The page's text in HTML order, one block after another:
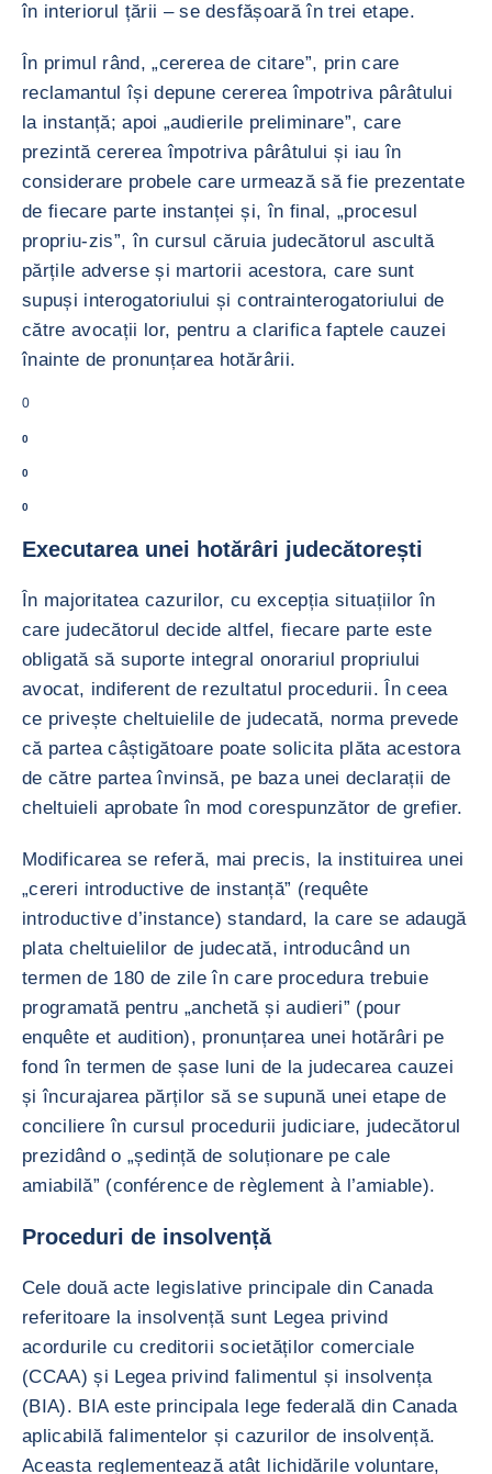
în interiorul țării – se desfășoară în trei etape.
În primul rând, „cererea de citare”, prin care
reclamantul își depune cererea împotriva pârâtului
la instanță; apoi „audierile preliminare”, care
prezintă cererea împotriva pârâtului și iau în
considerare probele care urmează să fie prezentate
de fiecare parte instanței și, în final, „procesul
propriu-zis”, în cursul căruia judecătorul ascultă
părțile adverse și martorii acestora, care sunt
supuși interogatoriului și contrainterogatoriului de
către avocații lor, pentru a clarifica faptele cauzei
înainte de pronunțarea hotărârii.
0
0
0
0
Executarea unei hotărâri judecătorești
În majoritatea cazurilor, cu excepția situațiilor în
care judecătorul decide altfel, fiecare parte este
obligată să suporte integral onorariul propriului
avocat, indiferent de rezultatul procedurii. În ceea
ce privește cheltuielile de judecată, norma prevede
că partea câștigătoare poate solicita plăta acestora
de către partea învinsă, pe baza unei declarații de
cheltuieli aprobate în mod corespunzător de grefier.
Modificarea se referă, mai precis, la instituirea unei
„cereri introductive de instanță” (requête
introductive d’instance) standard, la care se adaugă
plata cheltuielilor de judecată, introducând un
termen de 180 de zile în care procedura trebuie
programată pentru „anchetă și audieri” (pour
enquête et audition), pronunțarea unei hotărâri pe
fond în termen de șase luni de la judecarea cauzei
și încurajarea părților să se supună unei etape de
conciliere în cursul procedurii judiciare, judecătorul
prezidând o „ședință de soluționare pe cale
amiabilă” (conférence de règlement à l’amiable).
Proceduri de insolvență
Cele două acte legislative principale din Canada
referitoare la insolvență sunt Legea privind
acordurile cu creditorii societăților comerciale
(CCAA) și Legea privind falimentul și insolvența
(BIA). BIA este principala lege federală din Canada
aplicabilă falimentelor și cazurilor de insolvență.
Aceasta reglementează atât lichidările voluntare,